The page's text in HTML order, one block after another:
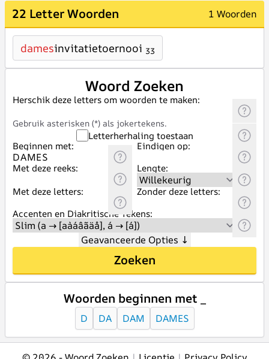
22 Letter Woorden 1 Woorden
damesinvitatietoernooi 33
Woord Zoeken
Herschik deze letters om woorden te maken:
Gebruik asterisken (*) als jokertekens.
Letterherhaling toestaan
Beginnen met:
Eindigen op:
Met deze reeks:
Lengte:
Met deze letters:
Zonder deze letters:
Accenten en Diakritische Tekens:
Geavanceerde Opties ↓
Zoeken
Woorden beginnen met _
D DA DAM DAMES